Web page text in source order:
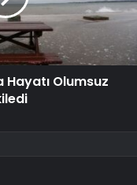
Hayatı Olumsuz